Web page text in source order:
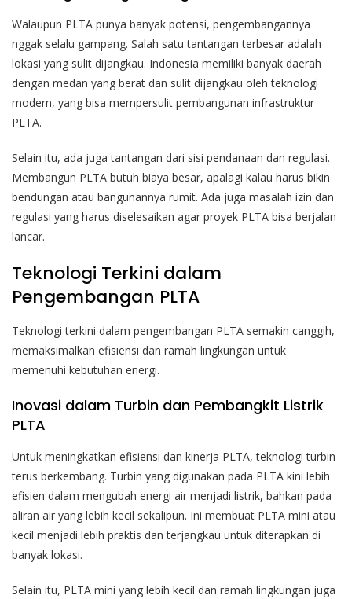
Walaupun PLTA punya banyak potensi, pengembangannya
nggak selalu gampang. Salah satu tantangan terbesar adalah
lokasi yang sulit dijangkau. Indonesia memiliki banyak daerah
dengan medan yang berat dan sulit dijangkau oleh teknologi
modern, yang bisa mempersulit pembangunan infrastruktur
PLTA.
Selain itu, ada juga tantangan dari sisi pendanaan dan regulasi.
Membangun PLTA butuh biaya besar, apalagi kalau harus bikin
bendungan atau bangunannya rumit. Ada juga masalah izin dan
regulasi yang harus diselesaikan agar proyek PLTA bisa berjalan
lancar.
Teknologi Terkini dalam
Pengembangan PLTA
Teknologi terkini dalam pengembangan PLTA semakin canggih,
memaksimalkan efisiensi dan ramah lingkungan untuk
memenuhi kebutuhan energi.
Inovasi dalam Turbin dan Pembangkit Listrik
PLTA
Untuk meningkatkan efisiensi dan kinerja PLTA, teknologi turbin
terus berkembang. Turbin yang digunakan pada PLTA kini lebih
efisien dalam mengubah energi air menjadi listrik, bahkan pada
aliran air yang lebih kecil sekalipun. Ini membuat PLTA mini atau
kecil menjadi lebih praktis dan terjangkau untuk diterapkan di
banyak lokasi.
Selain itu, PLTA mini yang lebih kecil dan ramah lingkungan juga